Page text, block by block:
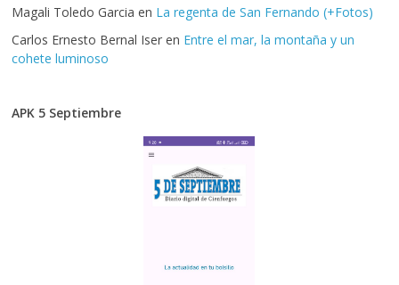
Magali Toledo Garcia en La regenta de San Fernando (+Fotos)
Carlos Ernesto Bernal Iser en Entre el mar, la montaña y un
cohete luminoso
APK 5 Septiembre